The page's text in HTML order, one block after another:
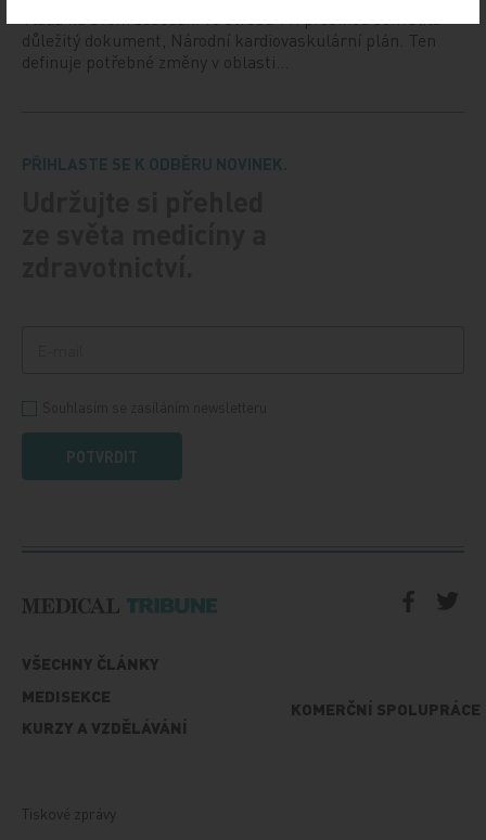
důležitý dokument, Národní kardiovaskulární plán. Ten
definuje potřebné změny v oblasti…
PŘIHLASTE SE K ODBĚRU NOVINEK.
POTVRDIT
VŠECHNY ČLÁNKY
MEDISEKCE
KURZY A VZDĚLÁVÁNÍ
KOMERČNÍ SPOLUPRÁCE
Tiskové zprávy